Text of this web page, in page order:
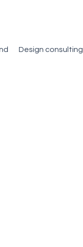
Design consulting